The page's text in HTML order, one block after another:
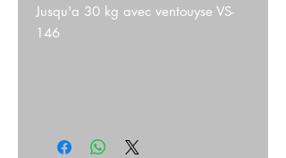
Jusqu'a 30 kg avec ventouyse VS-
146